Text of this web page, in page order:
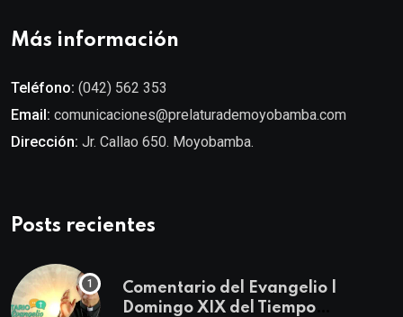
Más información
Teléfono: (042) 562 353
Email: comunicaciones@prelaturademoyobamba.com
Dirección: Jr. Callao 650. Moyobamba.
Posts recientes
Comentario del Evangelio |
Domingo XIX del Tiempo